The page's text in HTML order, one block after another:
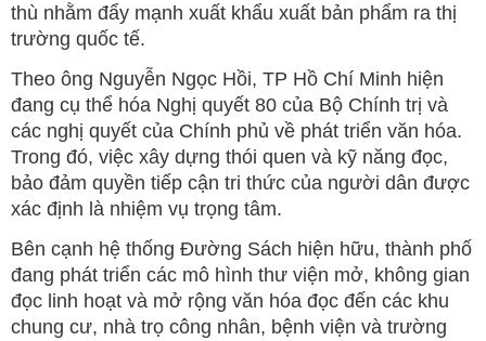
thù nhằm đẩy mạnh xuất khẩu xuất bản phẩm ra thị
trường quốc tế.
Theo ông Nguyễn Ngọc Hồi, TP Hồ Chí Minh hiện
đang cụ thể hóa Nghị quyết 80 của Bộ Chính trị và
các nghị quyết của Chính phủ về phát triển văn hóa.
Trong đó, việc xây dựng thói quen và kỹ năng đọc,
bảo đảm quyền tiếp cận tri thức của người dân được
xác định là nhiệm vụ trọng tâm.
Bên cạnh hệ thống Đường Sách hiện hữu, thành phố
đang phát triển các mô hình thư viện mở, không gian
đọc linh hoạt và mở rộng văn hóa đọc đến các khu
chung cư, nhà trọ công nhân, bệnh viện và trường